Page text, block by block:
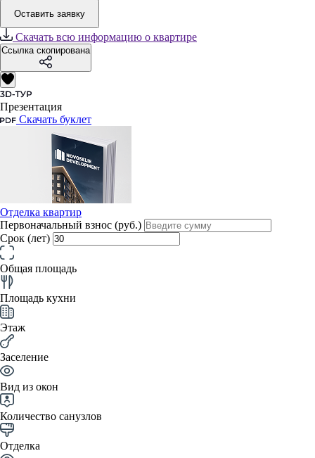
Оставить заявку
Скачать всю информацию о квартире
Ссылка скопирована
Презентация
Скачать буклет
Отделка квартир
Первоначальный взнос (руб.)
Срок (лет)
Общая площадь
Площадь кухни
Этаж
Заселение
Вид из окон
Количество санузлов
Отделка